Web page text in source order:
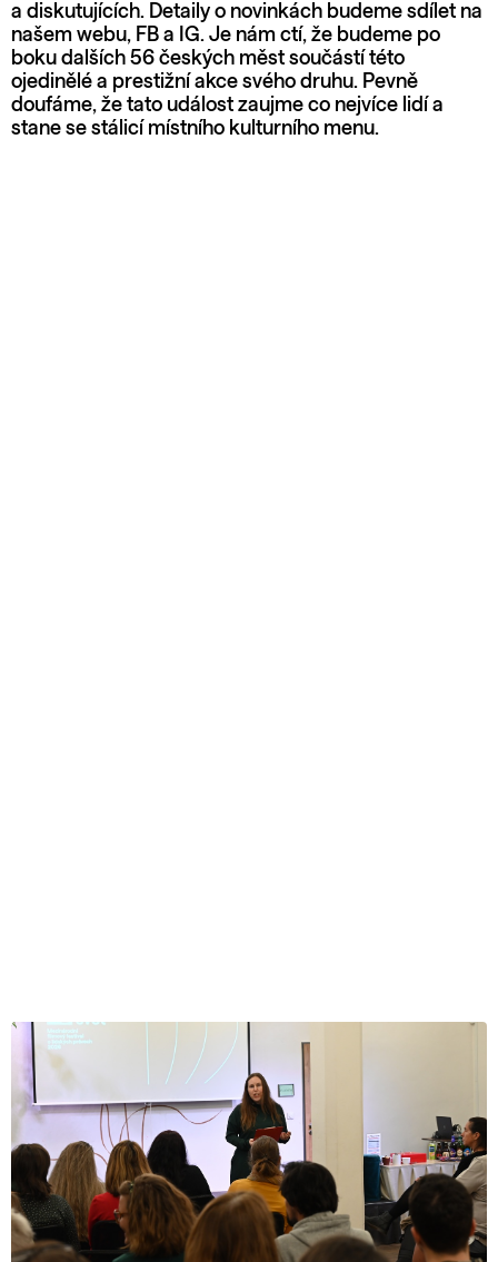
a diskutujících. Detaily o novinkách budeme sdílet na
našem webu, FB a IG. Je nám ctí, že budeme po
boku dalších 56 českých měst součástí této
ojedinělé a prestižní akce svého druhu. Pevně
doufáme, že tato událost zaujme co nejvíce lidí a
stane se stálicí místního kulturního menu.